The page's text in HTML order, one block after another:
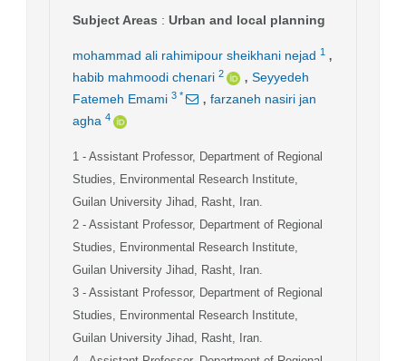
Subject Areas : Urban and local planning
mohammad ali rahimipour sheikhani nejad 1 ,
habib mahmoodi chenari 2 , Seyyedeh
Fatemeh Emami 3 * , farzaneh nasiri jan
agha 4
1 - Assistant Professor, Department of Regional
Studies, Environmental Research Institute,
Guilan University Jihad, Rasht, Iran.
2 - Assistant Professor, Department of Regional
Studies, Environmental Research Institute,
Guilan University Jihad, Rasht, Iran.
3 - Assistant Professor, Department of Regional
Studies, Environmental Research Institute,
Guilan University Jihad, Rasht, Iran.